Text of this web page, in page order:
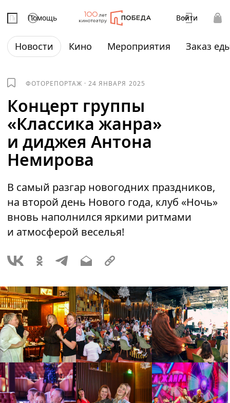
Помощь Войти
Новости Кино Мероприятия Заказ
ФОТОРЕПОРТАЖ ·24 ЯНВАРЯ 2025
Концерт группы
«Классика жанра»
и диджея Антона
Немирова
В самый разгар новогодних праздников,
на второй день Нового года, клуб «Ночь»
вновь наполнился яркими ритмами
и атмосферой веселья!